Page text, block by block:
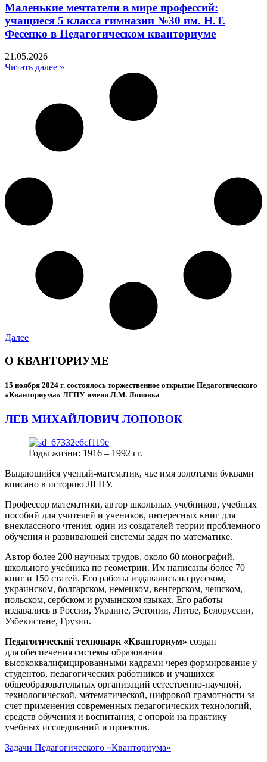
Маленькие мечтатели в мире профессий:
учащиеся 5 класса гимназии №30 им. Н.Т.
Фесенко в Педагогическом кванториуме
21.05.2026
Читать далее »
Далее
О КВАНТОРИУМЕ
15 ноября 2024 г. состоялось торжественное открытие Педагогического
«Кванториума» ЛГПУ имени Л.М. Лоповка
ЛЕВ МИХАЙЛОВИЧ ЛОПОВОК
Годы жизни: 1916 – 1992 гг.
Выдающийся ученый-математик, чье имя золотыми буквами
вписано в историю ЛГПУ.
Профессор математики, автор школьных учебников, учебных
пособий для учителей и учеников, интересных книг для
внеклассного чтения, один из создателей теории проблемного
обучения и развивающей системы задач по математике.
Автор более 200 научных трудов, около 60 монографий,
школьного учебника по геометрии. Им написаны более 70
книг и 150 статей. Его работы издавались на русском,
украинском, болгарском, немецком, венгерском, чешском,
польском, сербском и румынском языках. Его работы
издавались в России, Украине, Эстонии, Литве, Белоруссии,
Узбекистане, Грузии.
Педагогический технопарк «Кванториум» создан
для обеспечения системы образования
высококвалифицированными кадрами через формирование у
студентов, педагогических работников и учащихся
общеобразовательных организаций естественно-научной,
технологической, математической, цифровой грамотности за
счет применения современных педагогических технологий,
средств обучения и воспитания, с опорой на практику
учебных исследований и проектов.
Задачи Педагогического «Кванториума»